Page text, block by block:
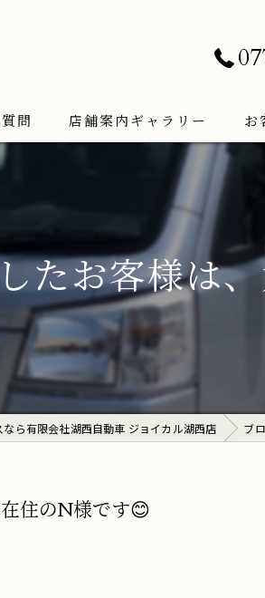
問 店舗案内ギャラリー お
たお客様は
なら有限会社湖西自動車 ジョイカル湖西店 ブ
住のN様です😊